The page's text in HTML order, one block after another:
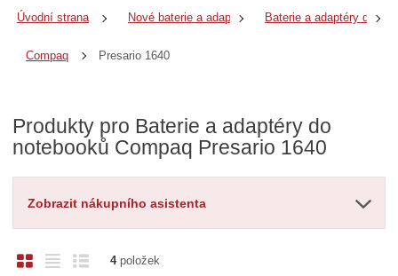
Úvodní strana Nové baterie a adaptéry Baterie a adaptéry do
Compaq Presario 1640
Produkty pro Baterie a adaptéry do
notebooků Compaq Presario 1640
Zobrazit nákupního asistenta
O
Ř
4položek